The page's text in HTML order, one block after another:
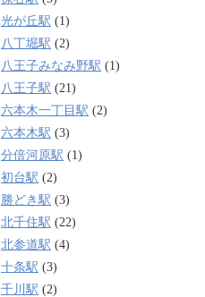
光が丘駅 (1)
八丁堀駅 (2)
八王子みなみ野駅 (1)
八王子駅 (21)
六本木一丁目駅 (2)
六本木駅 (3)
分倍河原駅 (1)
初台駅 (2)
勝どき駅 (3)
北千住駅 (22)
北参道駅 (4)
十条駅 (3)
千川駅 (2)